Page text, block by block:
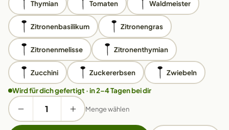
Thymian Tomaten Waldmeister
Zitronenbasilikum Zitronengras
Zitronenmelisse Zitronenthymian
Zucchini Zuckererbsen Zwiebeln
Wird für dich gefertigt · in 2–4 Tagen bei dir
Menge wählen